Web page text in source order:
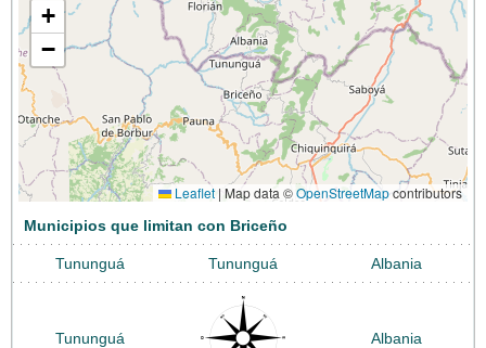
+
−
Leaflet | Map data ©OpenStreetMapcontributors
Municipios que limitan con Briceño
Tununguá Tununguá Albania
Tununguá Albania